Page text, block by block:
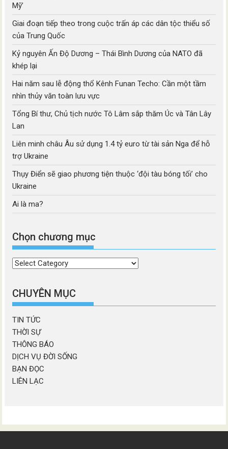
Mỹ’
Giai đoạn tiếp theo trong cuộc trấn áp các dân tộc thiểu số
của Trung Quốc
Kỷ nguyên Ấn Độ Dương – Thái Bình Dương của NATO đã
khép lại
Hai năm sau lễ động thổ Kênh Funan Techo: Cần một tầm
nhìn thủy văn toàn lưu vực
Tổng Bí thư, Chủ tịch nước Tô Lâm sắp thăm Úc và Tân Lây
Lan
Liên minh châu Âu sử dụng 1.4 tỷ euro từ tài sản Nga để hỗ
trợ Ukraine
Thụy Điển sẽ giao phương tiện thuộc ‘đội tàu bóng tối’ cho
Ukraine
Ai là ma?
Chọn chương mục
Chọn
mục
CHUYÊN MỤC
TIN TỨC
THỜI SỰ
THÔNG BÁO
DỊCH VỤ ĐỜI SỐNG
BẠN ĐỌC
LIÊN LẠC